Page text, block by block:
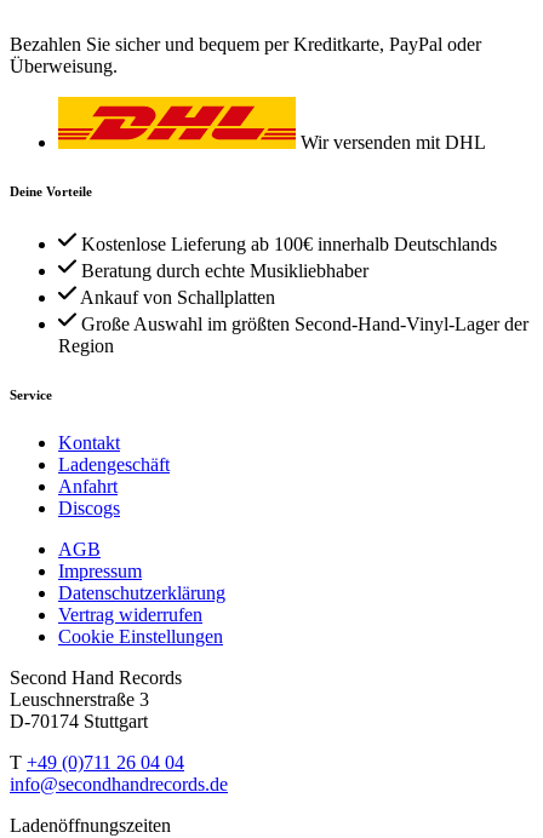
Bezahlen Sie sicher und bequem per Kreditkarte, PayPal oder
Überweisung.
Wir versenden mit DHL
Deine Vorteile
Kostenlose Lieferung ab 100€ innerhalb Deutschlands
Beratung durch echte Musikliebhaber
Ankauf von Schallplatten
Große Auswahl im größten Second-Hand-Vinyl-Lager der
Region
Service
Kontakt
Ladengeschäft
Anfahrt
Discogs
AGB
Impressum
Datenschutzerklärung
Vertrag widerrufen
Cookie Einstellungen
Second Hand Records
Leuschnerstraße 3
D-70174 Stuttgart
T +49 (0)711 26 04 04
info@secondhandrecords.de
Ladenöffnungszeiten